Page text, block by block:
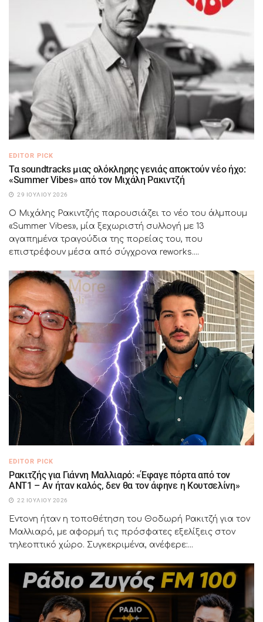
EDITOR PICK
Τα soundtracks μιας ολόκληρης γενιάς αποκτούν νέο ήχο:
«Summer Vibes» από τον Μιχάλη Ρακιντζή
29 ΙΟΥΛΊΟΥ 2026
Ο Μιχάλης Ρακιντζής παρουσιάζει το νέο του άλμπουμ
«Summer Vibes», μία ξεχωριστή συλλογή με 13
αγαπημένα τραγούδια της πορείας του, που
επιστρέφουν μέσα από σύγχρονα reworks....
EDITOR PICK
Ρακιτζής για Γιάννη Μαλλιαρό: «Έφαγε πόρτα από τον
ΑΝΤ1 – Αν ήταν καλός, δεν θα τον άφηνε η Κουτσελίνη»
22 ΙΟΥΛΊΟΥ 2026
Έντονη ήταν η τοποθέτηση του Θοδωρή Ρακιτζή για τον
Μαλλιαρό, με αφορμή τις πρόσφατες εξελίξεις στον
τηλεοπτικό χώρο. Συγκεκριμένα, ανέφερε:...